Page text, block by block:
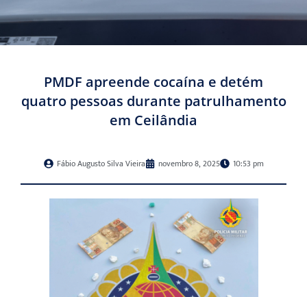
PMDF apreende cocaína e detém
quatro pessoas durante patrulhamento
em Ceilândia
Fábio Augusto Silva Vieira novembro 8, 2025 10:53 pm